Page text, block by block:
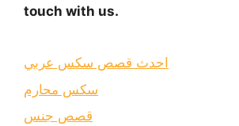
touch with us.
احدث قصص سكس عربي
سكس محارم
قصص جنس